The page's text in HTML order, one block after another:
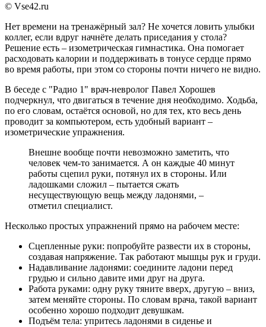
© Vse42.ru
Нет времени на тренажёрный зал? Не хочется ловить улыбки
коллег, если вдруг начнёте делать приседания у стола?
Решение есть – изометрическая гимнастика. Она помогает
расходовать калории и поддерживать в тонусе сердце прямо
во время работы, при этом со стороны почти ничего не видно.
В беседе с "Радио 1" врач-невролог Павел Хорошев
подчеркнул, что двигаться в течение дня необходимо. Ходьба,
по его словам, остаётся основой, но для тех, кто весь день
проводит за компьютером, есть удобный вариант –
изометрические упражнения.
Внешне вообще почти невозможно заметить, что
человек чем-то занимается. А он каждые 40 минут
работы сцепил руки, потянул их в стороны. Или
ладошками сложил – пытается сжать
несуществующую вещь между ладонями, –
отметил специалист.
Несколько простых упражнений прямо на рабочем месте:
Сцепленные руки: попробуйте развести их в стороны,
создавая напряжение. Так работают мышцы рук и груди.
Надавливание ладонями: соедините ладони перед
грудью и сильно давите ими друг на друга.
Работа руками: одну руку тяните вверх, другую – вниз,
затем меняйте стороны. По словам врача, такой вариант
особенно хорошо подходит девушкам.
Подъём тела: упритесь ладонями в сиденье и